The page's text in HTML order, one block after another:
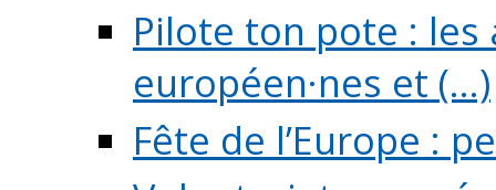
Pilote ton pote :
européen·nes et (...)
Fête de l’Europe :